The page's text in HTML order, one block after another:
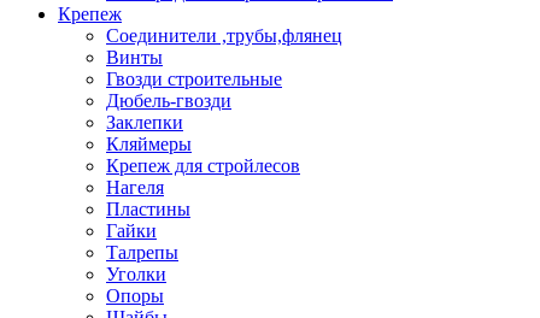
Крепеж
Соединители ,трубы,флянец
Винты
Гвозди строительные
Дюбель-гвозди
Заклепки
Кляймеры
Крепеж для стройлесов
Нагеля
Пластины
Гайки
Талрепы
Уголки
Опоры